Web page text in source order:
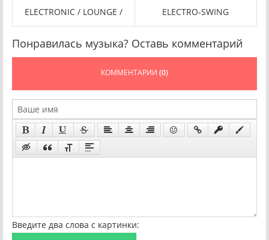
ELECTRONIC / LOUNGE /
ELECTRO-SWING
Понравилась музыка? Оставь комментарий
КОММЕНТАРИИ (0)
Введите два слова с картинки: